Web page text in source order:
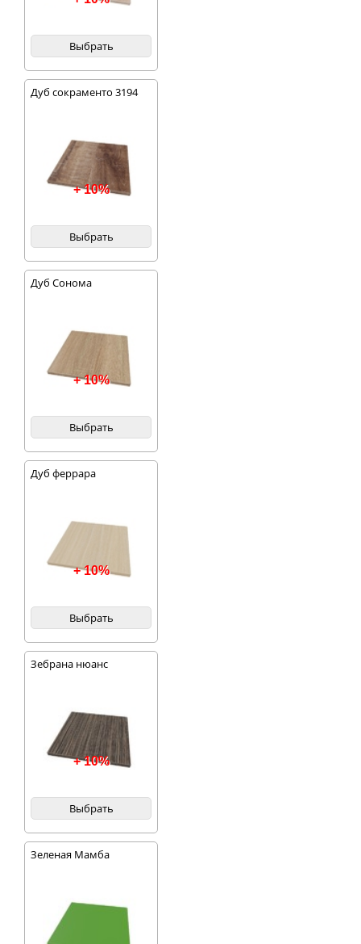
Выбрать
Дуб сокраменто 3194
+ 10%
Выбрать
Дуб Сонома
+ 10%
Выбрать
Дуб феррара
+ 10%
Выбрать
Зебрана нюанс
+ 10%
Выбрать
Зеленая Мамба